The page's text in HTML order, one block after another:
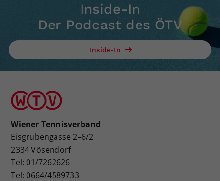
Inside-In
Der Podcast des ÖTV
Inside-In
Wiener Tennisverband
Eisgrubengasse 2–6/2
2334 Vösendorf
Tel: 01/7262626
Tel: 0664/4589733